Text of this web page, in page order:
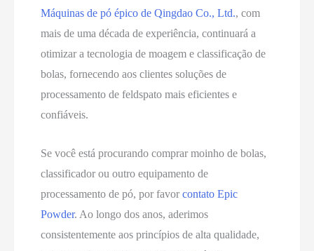
Máquinas de pó épico de Qingdao Co., Ltd., com
mais de uma década de experiência, continuará a
otimizar a tecnologia de moagem e classificação de
bolas, fornecendo aos clientes soluções de
processamento de feldspato mais eficientes e
confiáveis.
Se você está procurando comprar moinho de bolas,
classificador ou outro equipamento de
processamento de pó, por favorcontato Epic
Powder. Ao longo dos anos, aderimos
consistentemente aos princípios de alta qualidade,